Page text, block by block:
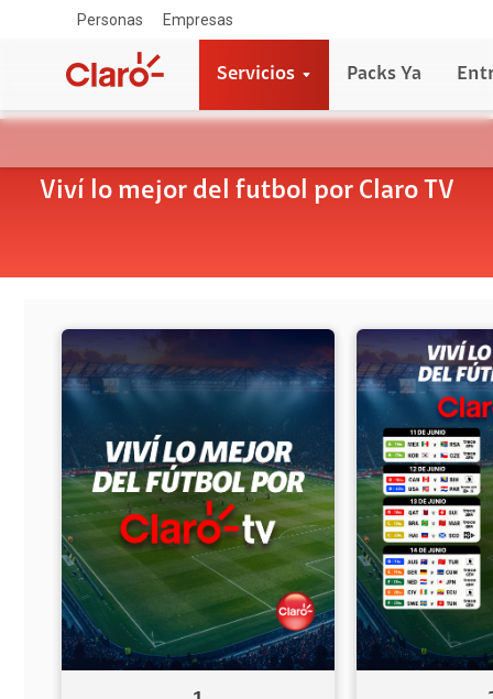
Personas Empresas
Servicios Packs Ya
Viví lo mejor del futbol por Claro TV